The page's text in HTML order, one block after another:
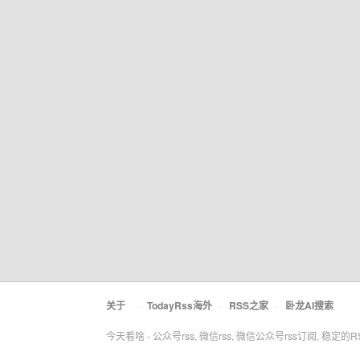
关于 · TodayRss海外 · RSS之家 · 卧龙AI搜索
今天看啥 - 公众号rss, 微信rss, 微信公众号rss订阅, 稳定的